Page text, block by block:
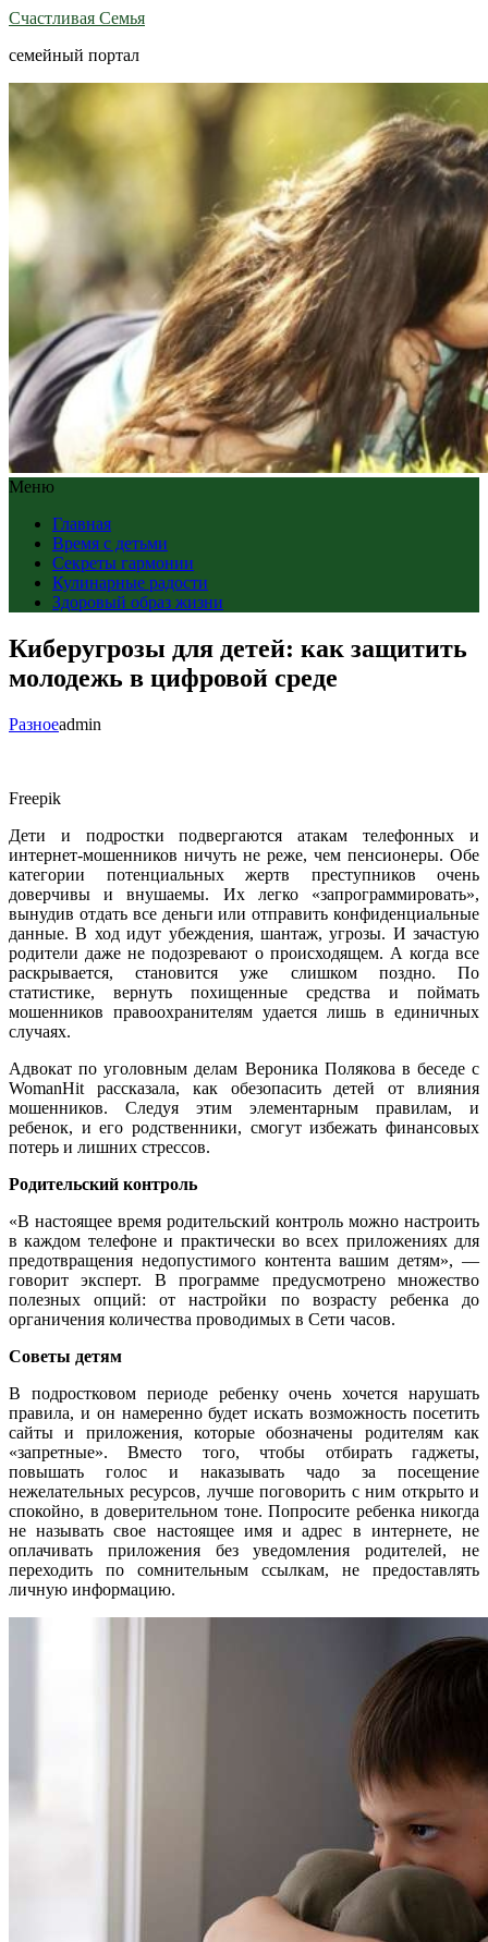
Счастливая Семья
семейный портал
Меню
Главная
Время с детьми
Секреты гармонии
Кулинарные радости
Здоровый образ жизни
Киберугрозы для детей: как защитить
молодежь в цифровой среде
Разноеadmin
Freepik
Дети и подростки подвергаются атакам телефонных и
интернет-мошенников ничуть не реже, чем пенсионеры. Обе
категории потенциальных жертв преступников очень
доверчивы и внушаемы. Их легко «запрограммировать»,
вынудив отдать все деньги или отправить конфиденциальные
данные. В ход идут убеждения, шантаж, угрозы. И зачастую
родители даже не подозревают о происходящем. А когда все
раскрывается, становится уже слишком поздно. По
статистике, вернуть похищенные средства и поймать
мошенников правоохранителям удается лишь в единичных
случаях.
Адвокат по уголовным делам Вероника Полякова в беседе с
WomanHit рассказала, как обезопасить детей от влияния
мошенников. Следуя этим элементарным правилам, и
ребенок, и его родственники, смогут избежать финансовых
потерь и лишних стрессов.
Родительский контроль
«В настоящее время родительский контроль можно настроить
в каждом телефоне и практически во всех приложениях для
предотвращения недопустимого контента вашим детям», —
говорит эксперт. В программе предусмотрено множество
полезных опций: от настройки по возрасту ребенка до
органичения количества проводимых в Сети часов.
Советы детям
В подростковом периоде ребенку очень хочется нарушать
правила, и он намеренно будет искать возможность посетить
сайты и приложения, которые обозначены родителям как
«запретные». Вместо того, чтобы отбирать гаджеты,
повышать голос и наказывать чадо за посещение
нежелательных ресурсов, лучше поговорить с ним открыто и
спокойно, в доверительном тоне. Попросите ребенка никогда
не называть свое настоящее имя и адрес в интернете, не
оплачивать приложения без уведомления родителей, не
переходить по сомнительным ссылкам, не предоставлять
личную информацию.